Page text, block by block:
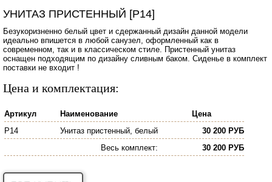
УНИТАЗ ПРИСТЕННЫЙ [P14]
Безукоризненно белый цвет и сдержанный дизайн данной модели
идеально впишется в любой санузел, оформленный как в
современном, так и в классическом стиле. Пристенный унитаз
оснащен подходящим по дизайну сливным баком. Сиденье в комплект
поставки не входит !
Цена и комплектация:
Артикул Наименование
Цена
P14
Унитаз пристенный, белый
30 200 РУБ
Весь комплект: 30 200 РУБ